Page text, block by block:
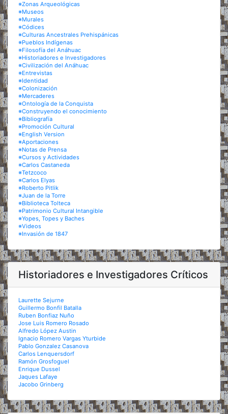
※Zonas Arqueológicas
※Museos
※Murales
※Códices
※Culturas Ancestrales Prehispánicas
※Pueblos Indígenas
※Filosofía del Anáhuac
※Historiadores e Investigadores
※Civilización del Anáhuac
※Entrevistas
※Identidad
※Colonización
※Mercaderes
※Ontología de la Conquista
※Construyendo el conocimiento
※Bibliografía
※Promoción Cultural
※English Version
※Aportaciones
※Notas de Prensa
※Cursos y Actividades
※Carlos Castaneda
※Tetzcoco
※Carlos Elyas
※Roberto Pitlik
※Juan de la Torre
※Biblioteca Tolteca
※Patrimonio Cultural Intangible
※Yopes, Topes y Baches
※Videos
※Invasión de 1847
Historiadores e Investigadores Críticos
Laurette Sejurne
Guillermo Bonfil Batalla
Ruben Bonfiaz Nuño
Jose Luis Romero Rosado
Alfredo López Austin
Ignacio Romero Vargas Yturbide
Pablo Gonzalez Casanova
Carlos Lenquersdorf
Ramón Grosfoguel
Enrique Dussel
Jaques Lafaye
Jacobo Grinberg